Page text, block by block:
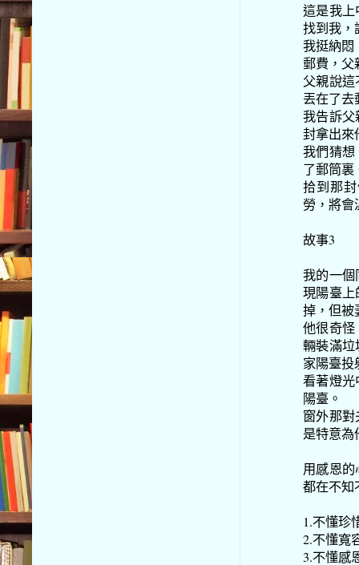
這是我
找到我，
我挺納悶
郵費，父
父親說
丟在了去
我告訴
封拿出來
我們猜
了郵筒裏
拾到那
勞，將會
故事3
我的一
現陽臺
掉，但被
他很奇
輛裝滿
家陽臺投
看著燈
陽臺。
窗外那
是特意為
用感恩
都在不知
1.不懂珍
2.不懂寬
3.不懂感